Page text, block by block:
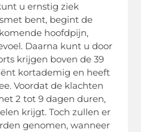
u ernstig ziek
bent, begint de
hoofdpijn,
Daarna kunt u door
krijgen boven de 39
kortademig en heeft
Voordat de klachten
2 tot 9 dagen duren,
krijgt. Toch zullen er
genomen, wanneer